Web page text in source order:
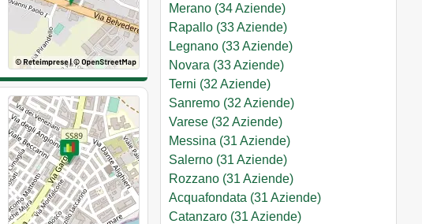
Merano (34 Aziende)
Rapallo (33 Aziende)
Legnano (33 Aziende)
Novara (33 Aziende)
Terni (32 Aziende)
Sanremo (32 Aziende)
Varese (32 Aziende)
Messina (31 Aziende)
Salerno (31 Aziende)
Rozzano (31 Aziende)
Acquafondata (31 Aziende)
Catanzaro (31 Aziende)